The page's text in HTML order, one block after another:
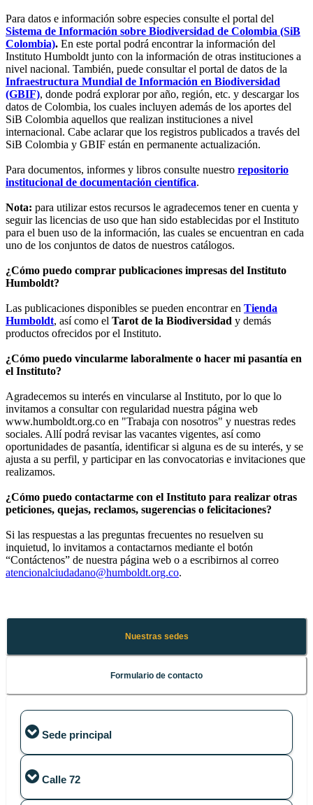
Para datos e información sobre especies consulte el portal del
Sistema de Información sobre Biodiversidad de Colombia (SiB
Colombia). En este portal podrá encontrar la información del
Instituto Humboldt junto con la información de otras instituciones a
nivel nacional. También, puede consultar el portal de datos de la
Infraestructura Mundial de Información en Biodiversidad
(GBIF), donde podrá explorar por año, región, etc. y descargar los
datos de Colombia, los cuales incluyen además de los aportes del
SiB Colombia aquellos que realizan instituciones a nivel
internacional. Cabe aclarar que los registros publicados a través del
SiB Colombia y GBIF están en permanente actualización.
Para documentos, informes y libros consulte nuestro repositorio
institucional de documentación científica.
Nota: para utilizar estos recursos le agradecemos tener en cuenta y
seguir las licencias de uso que han sido establecidas por el Instituto
para el buen uso de la información, las cuales se encuentran en cada
uno de los conjuntos de datos de nuestros catálogos.
¿Cómo puedo comprar publicaciones impresas del Instituto
Humboldt?
Las publicaciones disponibles se pueden encontrar en Tienda
Humboldt, así como el Tarot de la Biodiversidad y demás
productos ofrecidos por el Instituto.
¿Cómo puedo vincularme laboralmente o hacer mi pasantía en
el Instituto?
Agradecemos su interés en vincularse al Instituto, por lo que lo
invitamos a consultar con regularidad nuestra página web
www.humboldt.org.co en "Trabaja con nosotros" y nuestras redes
sociales. Allí podrá revisar las vacantes vigentes, así como
oportunidades de pasantía, identificar si alguna es de su interés, y se
ajusta a su perfil, y participar en las convocatorias e invitaciones que
realizamos.
¿Cómo puedo contactarme con el Instituto para realizar otras
peticiones, quejas, reclamos, sugerencias o felicitaciones?
Si las respuestas a las preguntas frecuentes no resuelven su
inquietud, lo invitamos a contactarnos mediante el botón
“Contáctenos” de nuestra página web o a escribirnos al correo
atencionalciudadano@humboldt.org.co.
Nuestras sedes
Formulario de contacto
Sede principal
Calle 28 A # 15-09
Bogotá D.C.
PBX: (+571) 320 2767
Calle 72